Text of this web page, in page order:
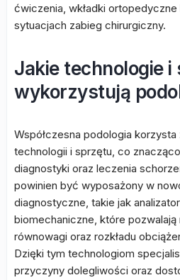
ćwiczenia, wkładki
sytuacjach zabieg chirurgiczny.
Jakie technologie i
wykorzystują
Współczesna podologia
technologii i sprzętu, co
diagnostyki oraz leczenia
powinien być wyposażony w
diagnostyczne, takie jak
biomechaniczne, które pozwalają
równowagi oraz rozkładu
Dzięki tym technologiom
przyczyny dolegliwości oraz